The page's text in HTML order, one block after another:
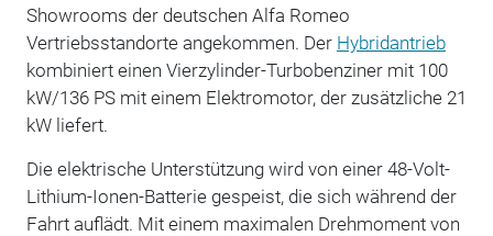
Showrooms der deutschen Alfa Romeo
Vertriebsstandorte angekommen. Der Hybridantrieb
kombiniert einen Vierzylinder-Turbobenziner mit 100
kW/136 PS mit einem Elektromotor, der zusätzliche 21
kW liefert.
Die elektrische Unterstützung wird von einer 48-Volt-
Lithium-Ionen-Batterie gespeist, die sich während der
Fahrt auflädt. Mit einem maximalen Drehmoment von